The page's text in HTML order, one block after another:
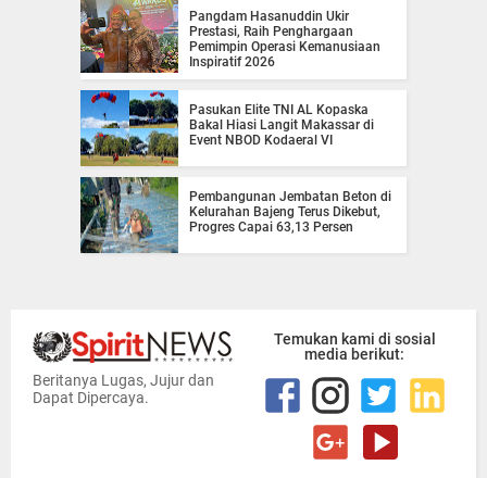
Pangdam Hasanuddin Ukir
Prestasi, Raih Penghargaan
Pemimpin Operasi Kemanusiaan
Inspiratif 2026
Pasukan Elite TNI AL Kopaska
Bakal Hiasi Langit Makassar di
Event NBOD Kodaeral VI
Pembangunan Jembatan Beton di
Kelurahan Bajeng Terus Dikebut,
Progres Capai 63,13 Persen
Beritanya Lugas, Jujur dan
Dapat Dipercaya.
Temukan kami di sosial
media berikut: